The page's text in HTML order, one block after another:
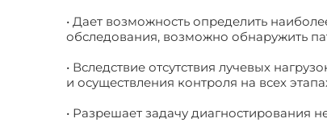
• Дает возможность определить
обследования, возможно обнаружить
• Вследствие отсутствия лучевых
и осуществления контроля на всех
• Разрешает задачу диагностирования